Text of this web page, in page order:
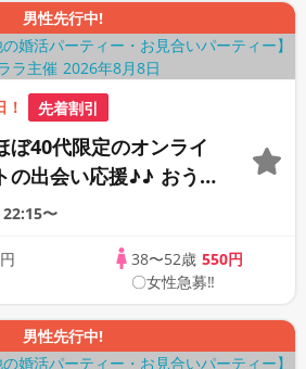
男性先行中!
先着割引
40代限定のオンライ
の出会い応援♪♪ おう
♪♪ ☆全国の方が対象
22:15〜
38〜52歳 550円
〇女性急募‼
男性先行中!